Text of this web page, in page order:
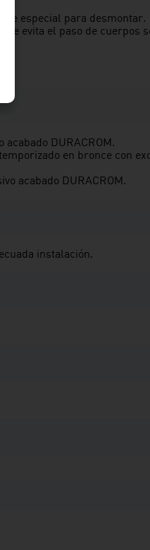
especial para desmontar.
evita el paso de cuerpos
DURACROM.
en bronce con
acabado DURACROM.
instalación.